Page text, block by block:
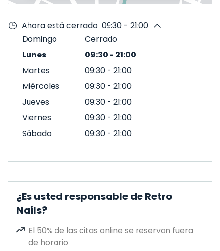
Ahora está cerrado 09:30 - 21:00
Domingo
Cerrado
Lunes
09:30 - 21:00
Martes
09:30 - 21:00
Miércoles
09:30 - 21:00
Jueves
09:30 - 21:00
Viernes
09:30 - 21:00
Sábado
09:30 - 21:00
¿Es usted responsable de Retro
Nails?
El 50% de las citas online se reservan fuera
de horario